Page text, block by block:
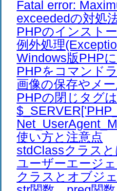
Fatal error:
exceededの対処
PHPのインスト
例外処理
Windows版PHP
PHPをコマンド
画像の保存やメ
PHPの閉じタグ
使い方と注意点
stdClassクラスと
ユーザーエージ
クラスとオブジ